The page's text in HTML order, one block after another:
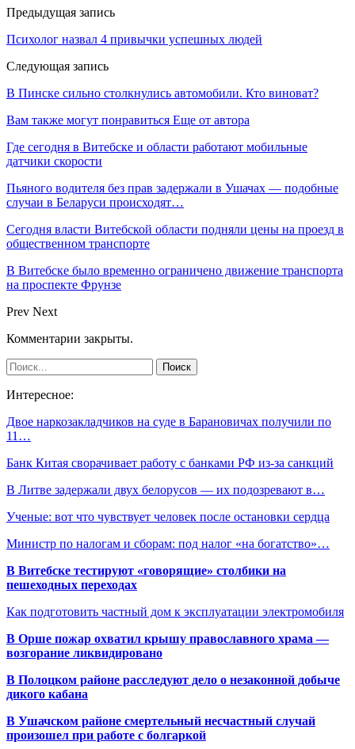
Предыдущая запись
Психолог назвал 4 привычки успешных людей
Следующая запись
В Пинске сильно столкнулись автомобили. Кто виноват?
Вам также могут понравиться Еще от автора
Где сегодня в Витебске и области работают мобильные
датчики скорости
Пьяного водителя без прав задержали в Ушачах — подобные
случаи в Беларуси происходят…
Сегодня власти Витебской области подняли цены на проезд в
общественном транспорте
В Витебске было временно ограничено движение транспорта
на проспекте Фрунзе
Prev Next
Комментарии закрыты.
Интересное:
Двое наркозакладчиков на суде в Барановичах получили по
11…
Банк Китая сворачивает работу с банками РФ из-за санкций
В Литве задержали двух белорусов — их подозревают в…
Ученые: вот что чувствует человек после остановки сердца
Министр по налогам и сборам: под налог «на богатство»…
В Витебске тестируют «говорящие» столбики на
пешеходных переходах
Как подготовить частный дом к эксплуатации электромобиля
В Орше пожар охватил крышу православного храма —
возгорание ликвидировано
В Полоцком районе расследуют дело о незаконной добыче
дикого кабана
В Ушачском районе смертельный несчастный случай
произошел при работе с болгаркой